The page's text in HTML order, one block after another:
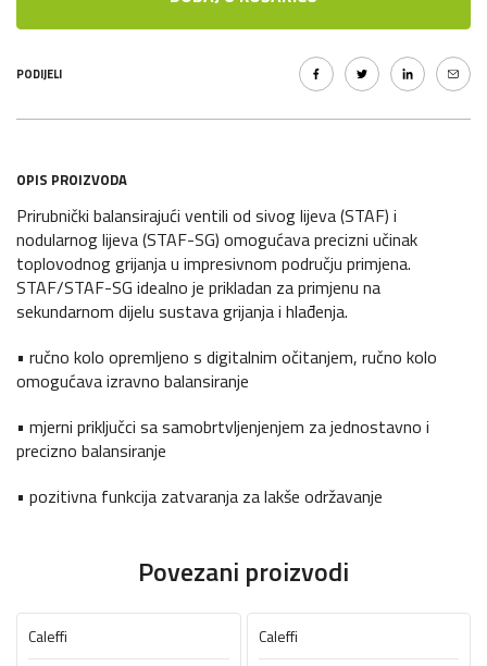
PODIJELI
OPIS PROIZVODA
Prirubnički balansirajući ventili od sivog lijeva (STAF) i
nodularnog lijeva (STAF-SG) omogućava precizni učinak
toplovodnog grijanja u impresivnom području primjena.
STAF/STAF-SG idealno je prikladan za primjenu na
sekundarnom dijelu sustava grijanja i hlađenja.
• ručno kolo opremljeno s digitalnim očitanjem, ručno kolo
omogućava izravno balansiranje
• mjerni priključci sa samobrtvljenjenjem za jednostavno i
precizno balansiranje
• pozitivna funkcija zatvaranja za lakše održavanje
Povezani proizvodi
Caleffi
Caleffi